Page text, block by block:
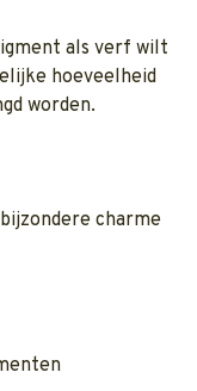
als verf wilt
hoeveelheid
worden.
charme